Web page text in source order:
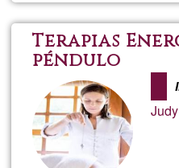
Terapias
péndulo